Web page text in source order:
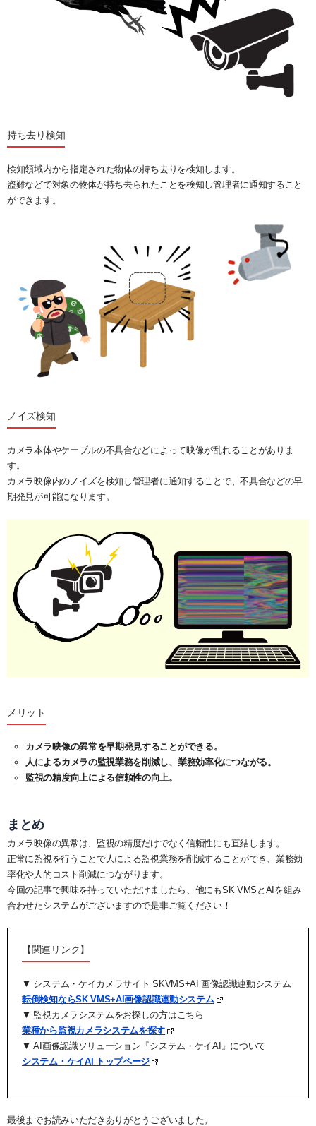
持ち去り検知
検知領域内から指定された物体の持ち去りを検知します。
盗難などで対象の物体が持ち去られたことを検知し管理者に通知すること
ができます。
ノイズ検知
カメラ本体やケーブルの不具合などによって映像が乱れることがありま
す。
カメラ映像内のノイズを検知し管理者に通知することで、不具合などの早
期発見が可能になります。
メリット
カメラ映像の異常を早期発見することができる。
人によるカメラの監視業務を削減し、業務効率化につながる。
監視の精度向上による信頼性の向上。
まとめ
カメラ映像の異常は、監視の精度だけでなく信頼性にも直結します。
正常に監視を行うことで人による監視業務を削減することができ、業務効
率化や人的コスト削減につながります。
今回の記事で興味を持っていただけましたら、他にもSK VMSとAIを組み
合わせたシステムがございますので是非ご覧ください！
【関連リンク】
▼ システム・ケイカメラサイト SKVMS+AI 画像認識連動システム
転倒検知ならSK VMS+AI画像認識連動システム
▼ 監視カメラシステムをお探しの方はこちら
業種から監視カメラシステムを探す
▼ AI画像認識ソリューション『システム・ケイAI』について
システム・ケイAI トップページ
最後までお読みいただきありがとうございました。